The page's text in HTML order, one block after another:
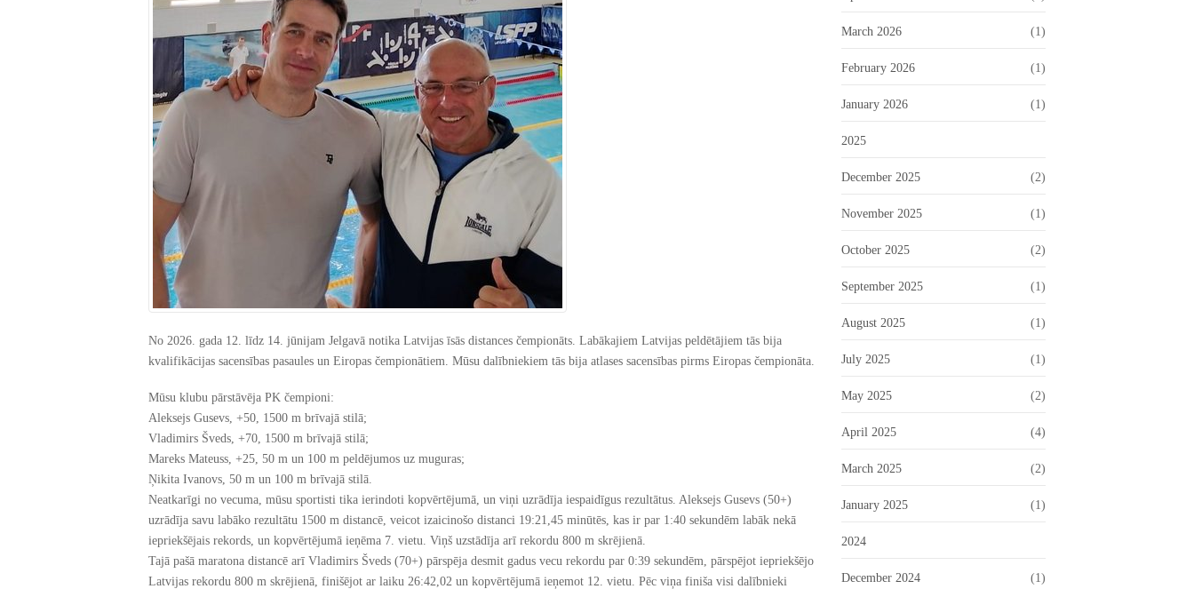
No 2026. gada 12. līdz 14. jūnijam Jelgavā notika Latvijas īsās distances čempionāts. Labākajiem Latvijas peldētājiem tās bija
kvalifikācijas sacensības pasaules un Eiropas čempionātiem. Mūsu dalībniekiem tās bija atlases sacensības pirms Eiropas čempionāta.
Mūsu klubu pārstāvēja PK čempioni:
Aleksejs Gusevs, +50, 1500 m brīvajā stilā;
Vladimirs Šveds, +70, 1500 m brīvajā stilā;
Mareks Mateuss, +25, 50 m un 100 m peldējumos uz muguras;
Ņikita Ivanovs, 50 m un 100 m brīvajā stilā.
Neatkarīgi no vecuma, mūsu sportisti tika ierindoti kopvērtējumā, un viņi uzrādīja iespaidīgus rezultātus. Aleksejs Gusevs (50+)
uzrādīja savu labāko rezultātu 1500 m distancē, veicot izaicinošo distanci 19:21,45 minūtēs, kas ir par 1:40 sekundēm labāk nekā
iepriekšējais rekords, un kopvērtējumā ieņēma 7. vietu. Viņš uzstādīja arī rekordu 800 m skrējienā.
Tajā pašā maratona distancē arī Vladimirs Šveds (70+) pārspēja desmit gadus vecu rekordu par 0:39 sekundēm, pārspējot iepriekšējo
Latvijas rekordu 800 m skrējienā, finišējot ar laiku 26:42,02 un kopvērtējumā ieņemot 12. vietu. Pēc viņa finiša visi dalībnieki
March 2026 (1)
February 2026 (1)
January 2026 (1)
2025
December 2025 (2)
November 2025 (1)
October 2025 (2)
September 2025 (1)
August 2025 (1)
July 2025 (1)
May 2025 (2)
April 2025 (4)
March 2025 (2)
January 2025 (1)
2024
December 2024 (1)